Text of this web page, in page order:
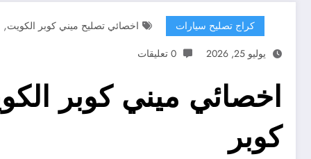
كراج تصليح سيارات اخصائي تصليح ميني كوبر الكويت,
يوليو 25, 2026
0 تعليقات
كوبر